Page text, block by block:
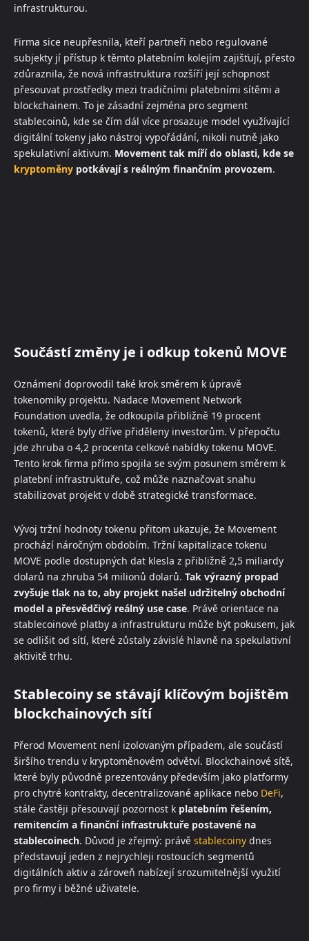
infrastrukturou.
Firma sice neupřesnila, kteří partneři nebo regulované
subjekty jí přístup k těmto platebním kolejím zajišťují, přesto
zdůraznila, že nová infrastruktura rozšíří její schopnost
přesouvat prostředky mezi tradičními platebními sítěmi a
blockchainem. To je zásadní zejména pro segment
stablecoinů, kde se čím dál více prosazuje model využívající
digitální tokeny jako nástroj vypořádání, nikoli nutně jako
spekulativní aktivum. Movement tak míří do oblasti, kde se
kryptoměny potkávají s reálným finančním provozem.
Součástí změny je i odkup tokenů MOVE
Oznámení doprovodil také krok směrem k úpravě
tokenomiky projektu. Nadace Movement Network
Foundation uvedla, že odkoupila přibližně 19 procent
tokenů, které byly dříve přiděleny investorům. V přepočtu
jde zhruba o 4,2 procenta celkové nabídky tokenu MOVE.
Tento krok firma přímo spojila se svým posunem směrem k
platební infrastruktuře, což může naznačovat snahu
stabilizovat projekt v době strategické transformace.
Vývoj tržní hodnoty tokenu přitom ukazuje, že Movement
prochází náročným obdobím. Tržní kapitalizace tokenu
MOVE podle dostupných dat klesla z přibližně 2,5 miliardy
dolarů na zhruba 54 milionů dolarů. Tak výrazný propad
zvyšuje tlak na to, aby projekt našel udržitelný obchodní
model a přesvědčivý reálný use case. Právě orientace na
stablecoinové platby a infrastrukturu může být pokusem, jak
se odlišit od sítí, které zůstaly závislé hlavně na spekulativní
aktivitě trhu.
Stablecoiny se stávají klíčovým bojištěm
blockchainových sítí
Přerod Movement není izolovaným případem, ale součástí
širšího trendu v kryptoměnovém odvětví. Blockchainové sítě,
které byly původně prezentovány především jako platformy
pro chytré kontrakty, decentralizované aplikace nebo DeFi,
stále častěji přesouvají pozornost k platebním řešením,
remitencím a finanční infrastruktuře postavené na
stablecoinech. Důvod je zřejmý: právě stablecoiny dnes
představují jeden z nejrychleji rostoucích segmentů
digitálních aktiv a zároveň nabízejí srozumitelnější využití
pro firmy i běžné uživatele.